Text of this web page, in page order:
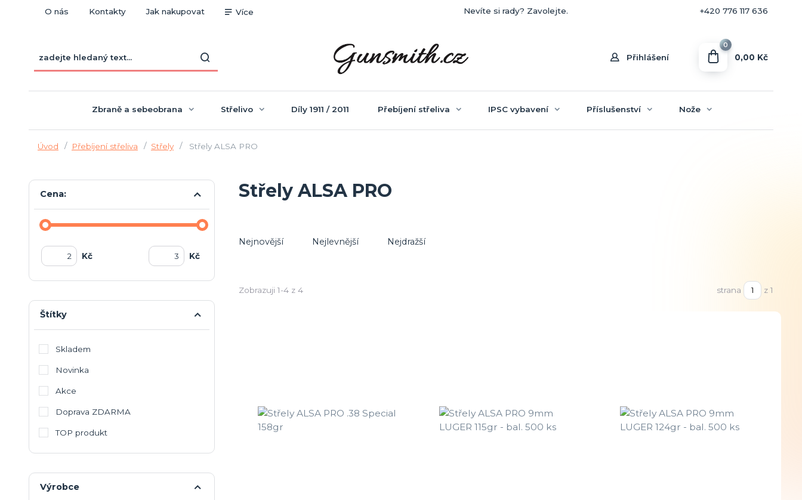
O nás Kontakty Jak nakupovat Více
Přihlášení
Nevíte si rady? Zavolejte. +420 776 117 636
0
0,00 Kč
Zbraně a sebeobrana Střelivo Díly 1911 / 2011 Přebíjení střeliva IPSC vybavení Příslušenství Nože
Úvod Přebíjení střeliva Střely Střely ALSA PRO
Střely ALSA PRO
Nejnovější Nejlevnější Nejdražší
Zobrazuji 1-4 z 4 strana z 1
Cena:
Kč Kč
Štítky
Skladem
Novinka
Akce
Doprava ZDARMA
TOP produkt
Výrobce